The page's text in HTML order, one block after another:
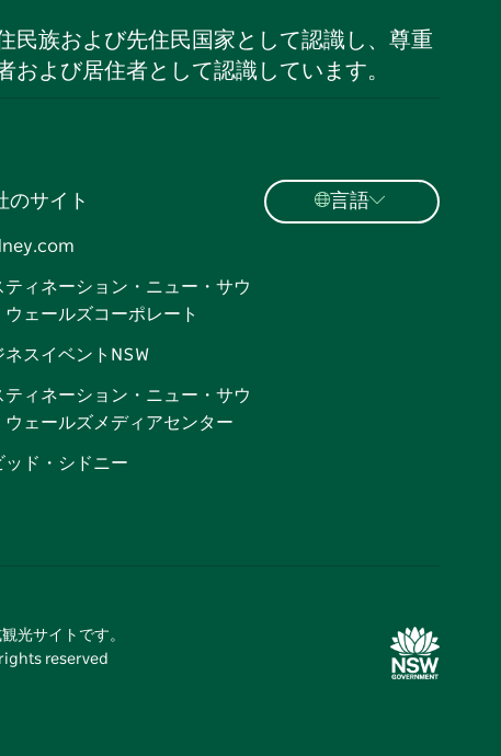
民族および先住民国家として認識し、尊重
よび居住者として認識しています。
のサイト
ティネーション・ニュー・サウ
ウェールズコーポレート
ネスイベントNSW
ティネーション・ニュー・サウ
ウェールズメディアセンター
ッド・シドニー
言語
光サイトです。
reserved